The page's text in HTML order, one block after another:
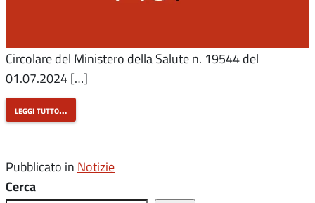
Circolare del Ministero della Salute n. 19544 del
01.07.2024 […]
leggi tutto…
Pubblicato in Notizie
Cerca